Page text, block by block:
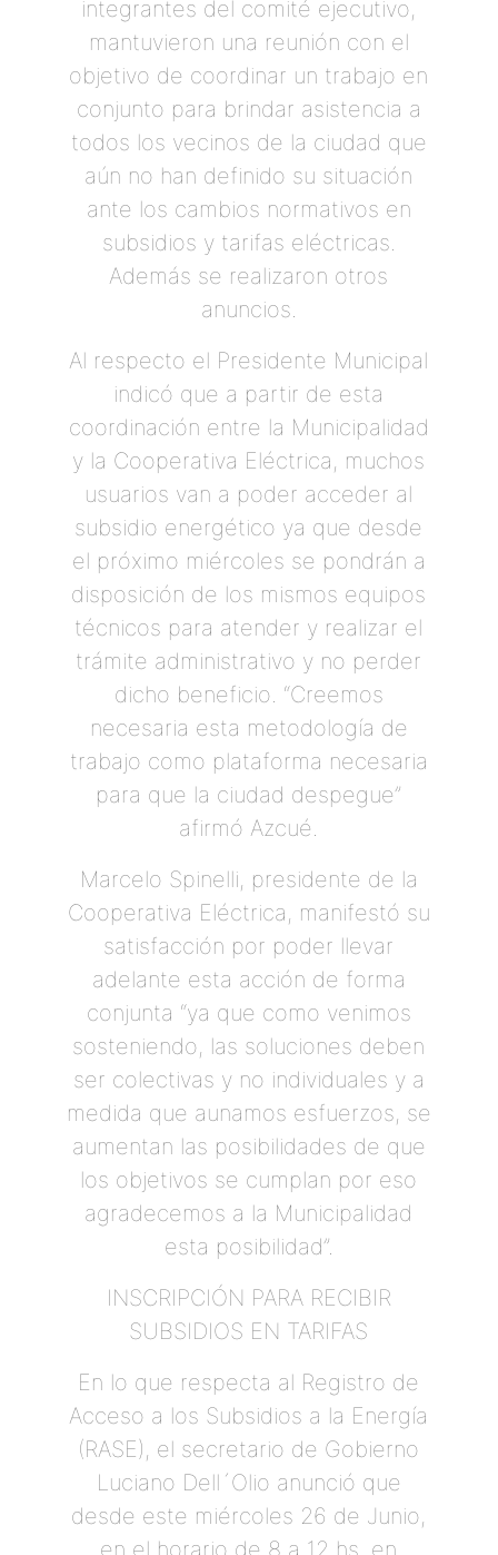
integrantes del comité ejecutivo,
mantuvieron una reunión con el
objetivo de coordinar un trabajo en
conjunto para brindar asistencia a
todos los vecinos de la ciudad que
aún no han definido su situación
ante los cambios normativos en
subsidios y tarifas eléctricas.
Además se realizaron otros
anuncios.
Al respecto el Presidente Municipal
indicó que a partir de esta
coordinación entre la Municipalidad
y la Cooperativa Eléctrica, muchos
usuarios van a poder acceder al
subsidio energético ya que desde
el próximo miércoles se pondrán a
disposición de los mismos equipos
técnicos para atender y realizar el
trámite administrativo y no perder
dicho beneficio. “Creemos
necesaria esta metodología de
trabajo como plataforma necesaria
para que la ciudad despegue”
afirmó Azcué.
Marcelo Spinelli, presidente de la
Cooperativa Eléctrica, manifestó su
satisfacción por poder llevar
adelante esta acción de forma
conjunta “ya que como venimos
sosteniendo, las soluciones deben
ser colectivas y no individuales y a
medida que aunamos esfuerzos, se
aumentan las posibilidades de que
los objetivos se cumplan por eso
agradecemos a la Municipalidad
esta posibilidad”.
INSCRIPCIÓN PARA RECIBIR
SUBSIDIOS EN TARIFAS
En lo que respecta al Registro de
Acceso a los Subsidios a la Energía
(RASE), el secretario de Gobierno
Luciano Dell´Olio anunció que
desde este miércoles 26 de Junio,